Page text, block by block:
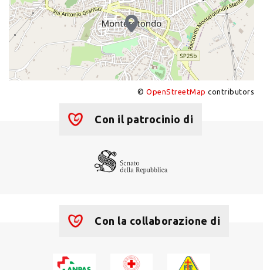
© OpenStreetMap contributors
Con il patrocinio di
Con la collaborazione di